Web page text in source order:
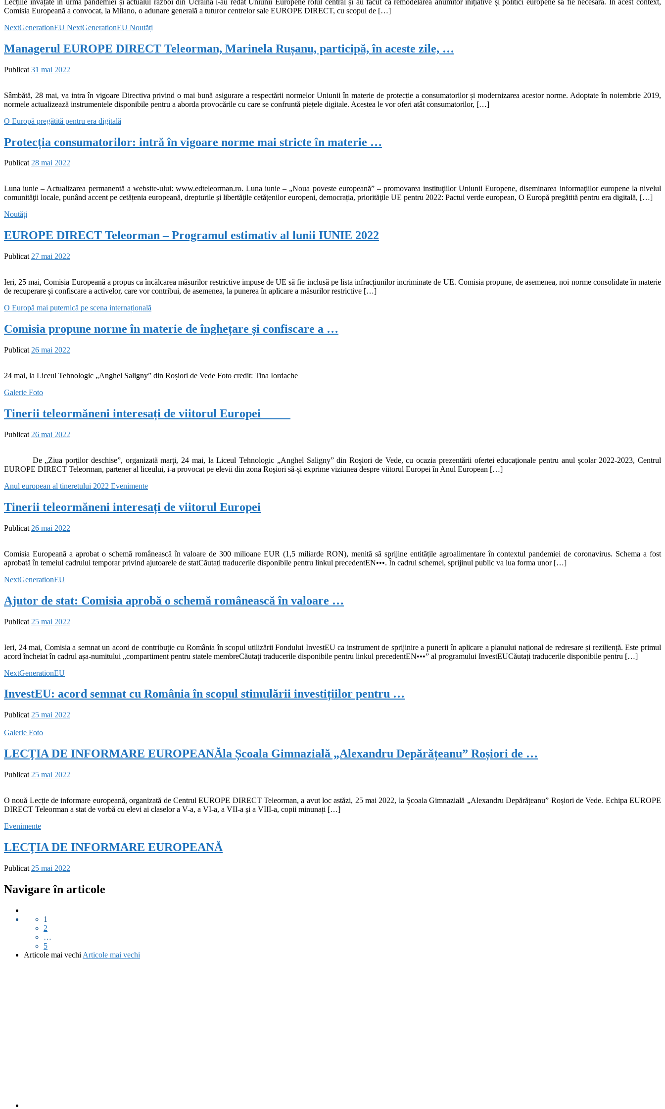
Comisia Europeană a convocat, la Milano, o adunare generală a tuturor centrelor sale EUROPE DIRECT, cu scopul de […]
NextGenerationEU NextGenerationEU Noutăți
Managerul EUROPE DIRECT Teleorman, Marinela Rușanu, participă, în aceste zile, …
Publicat 31 mai 2022
Sâmbătă, 28 mai, va intra în vigoare Directiva privind o mai bună asigurare a respectării normelor Uniunii în materie de protecție a consumatorilor și modernizarea acestor norme. Adoptate în noiembrie 2019,
normele actualizează instrumentele disponibile pentru a aborda provocările cu care se confruntă piețele digitale. Acestea le vor oferi atât consumatorilor, […]
O Europă pregătită pentru era digitală
Protecția consumatorilor: intră în vigoare norme mai stricte în materie …
Publicat28 mai 2022
Luna iunie – Actualizarea permanentă a website-ului: www.edteleorman.ro. Luna iunie – „Noua poveste europeană” – promovarea instituţiilor Uniunii Europene, diseminarea informaţiilor europene la nivelul
comunităţii locale, punând accent pe cetățenia europeană, drepturile şi libertăţile cetăţenilor europeni, democrația, priorităţile UE pentru 2022: Pactul verde european, O Europă pregătită pentru era digitală, […]
Noutăți
EUROPE DIRECT Teleorman – Programul estimativ al lunii IUNIE 2022
Publicat 27 mai 2022
Ieri, 25 mai, Comisia Europeană a propus ca încălcarea măsurilor restrictive impuse de UE să fie inclusă pe lista infracțiunilor incriminate de UE. Comisia propune, de asemenea, noi norme consolidate în materie
de recuperare și confiscare a activelor, care vor contribui, de asemenea, la punerea în aplicare a măsurilor restrictive […]
O Europă mai puternică pe scena internațională
Comisia propune norme în materie de înghețare și confiscare a …
Publicat 26 mai 2022
24 mai, la Liceul Tehnologic „Anghel Saligny” din Roșiori de Vede Foto credit: Tina Iordache
Galerie Foto
Tinerii teleormăneni interesați de viitorul Europei
Publicat 26 mai 2022
De „Ziua porților deschise”, organizată marți, 24 mai, la Liceul Tehnologic „Anghel Saligny” din Roșiori de Vede, cu ocazia prezentării ofertei educaționale pentru anul școlar 2022-2023, Centrul
EUROPE DIRECT Teleorman, partener al liceului, i-a provocat pe elevii din zona Roșiori să-și exprime viziunea despre viitorul Europei în Anul European […]
Anul european al tineretului 2022 Evenimente
Tinerii teleormăneni interesați de viitorul Europei
Publicat 26 mai 2022
Comisia Europeană a aprobat o schemă românească în valoare de 300 milioane EUR (1,5 miliarde RON), menită să sprijine entitățile agroalimentare în contextul pandemiei de coronavirus. Schema a fost
aprobată în temeiul cadrului temporar privind ajutoarele de statCăutați traducerile disponibile pentru linkul precedentEN•••. În cadrul schemei, sprijinul public va lua forma unor […]
NextGenerationEU
Ajutor de stat: Comisia aprobă o schemă românească în valoare …
Publicat 25 mai 2022
Ieri, 24 mai, Comisia a semnat un acord de contribuție cu România în scopul utilizării Fondului InvestEU ca instrument de sprijinire a punerii în aplicare a planului național de redresare și reziliență. Este primul
acord încheiat în cadrul așa-numitului „compartiment pentru statele membreCăutați traducerile disponibile pentru linkul precedentEN•••” al programului InvestEUCăutați traducerile disponibile pentru […]
NextGenerationEU
InvestEU: acord semnat cu România în scopul stimulării investițiilor pentru …
Publicat 25 mai 2022
Galerie Foto
LECŢIA DE INFORMARE EUROPEANĂla Școala Gimnazială „Alexandru Depărățeanu” Roșiori de …
Publicat 25 mai 2022
O nouă Lecție de informare europeană, organizată de Centrul EUROPE DIRECT Teleorman, a avut loc astăzi, 25 mai 2022, la Școala Gimnazială „Alexandru Depărățeanu” Roșiori de Vede. Echipa EUROPE
DIRECT Teleorman a stat de vorbă cu elevi ai claselor a V-a, a VI-a, a VII-a şi a VIII-a, copii minunați […]
Evenimente
LECŢIA DE INFORMARE EUROPEANĂ
Publicat 25 mai 2022
Navigare în articole
1
2
…
5
Articole mai vechi Articole mai vechi